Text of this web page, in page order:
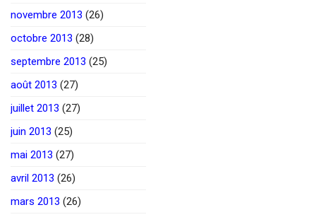
novembre 2013 (26)
octobre 2013 (28)
septembre 2013 (25)
août 2013 (27)
juillet 2013 (27)
juin 2013 (25)
mai 2013 (27)
avril 2013 (26)
mars 2013 (26)